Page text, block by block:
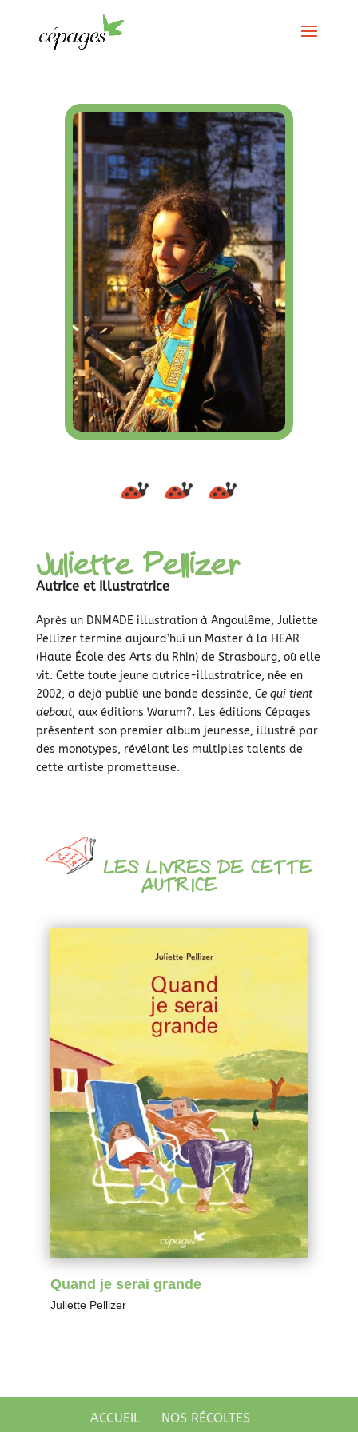
Juliette Pellizer
Autrice et Illustratrice
Après un DNMADE illustration à Angoulême, Juliette
Pellizer termine aujourd’hui un Master à la HEAR
(Haute École des Arts du Rhin) de Strasbourg, où elle
vit. Cette toute jeune autrice-illustratrice, née en
2002, a déjà publié une bande dessinée, Ce qui tient
debout, aux éditions Warum?. Les éditions Cépages
présentent son premier album jeunesse, illustré par
des monotypes, révélant les multiples talents de
cette artiste prometteuse.
LES LIVRES DE CETTE
AUTRICE
Quand je serai grande
Juliette Pellizer
ACCUEIL
NOS RÉCOLTES